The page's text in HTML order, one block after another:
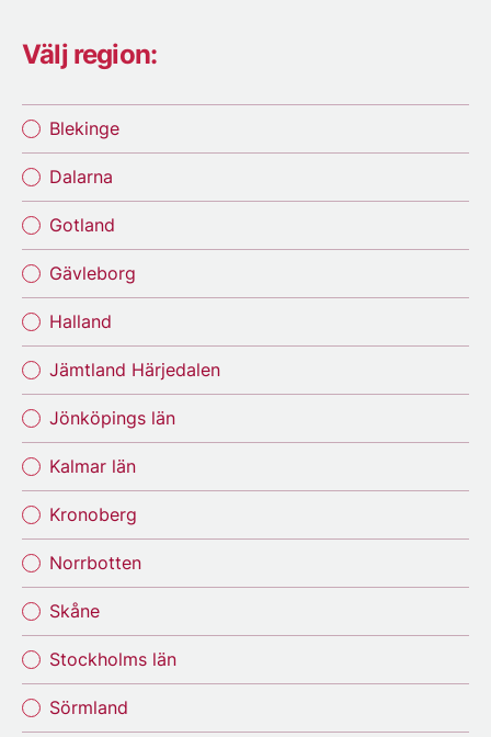
Välj region:
Blekinge
Dalarna
Gotland
Gävleborg
Halland
Jämtland Härjedalen
Jönköpings län
Kalmar län
Kronoberg
Norrbotten
Skåne
Stockholms län
Sörmland